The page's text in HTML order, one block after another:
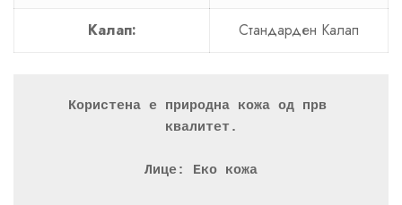
Калап: Стандарден Калап
Користена е природна кожа од прв
квалитет.
Лице: Еко кожа